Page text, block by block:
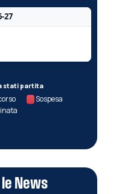
27
stati partita
Sospesa
News